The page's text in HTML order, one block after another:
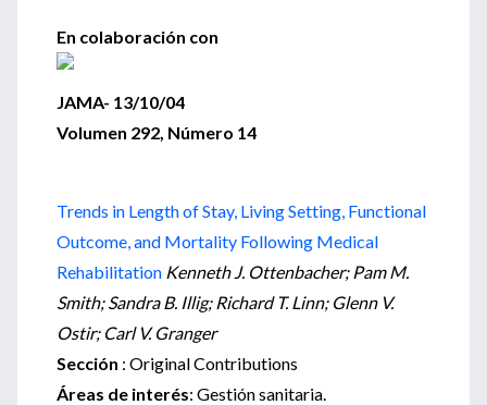
En colaboración con
JAMA- 13/10/04
Volumen 292, Número 14
Trends in Length of Stay, Living Setting, Functional
Outcome, and Mortality Following Medical
Rehabilitation Kenneth J. Ottenbacher; Pam M.
Smith; Sandra B. Illig; Richard T. Linn; Glenn V.
Ostir; Carl V. Granger
Sección : Original Contributions
Áreas de interés: Gestión sanitaria.